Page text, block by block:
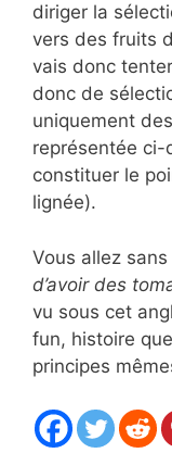
diriger la
vers des fruits
vais donc
donc de
uniquement
représentée ci-
constituer le
lignée).
Vous allez
d’avoir des
vu sous cet
fun, histoire
principes